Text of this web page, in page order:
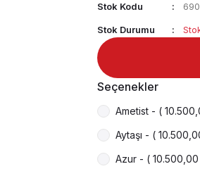
Stok Kodu
Stok Durumu
Seçenekler
Ametist - (
Aytaşı - (
Azur - (